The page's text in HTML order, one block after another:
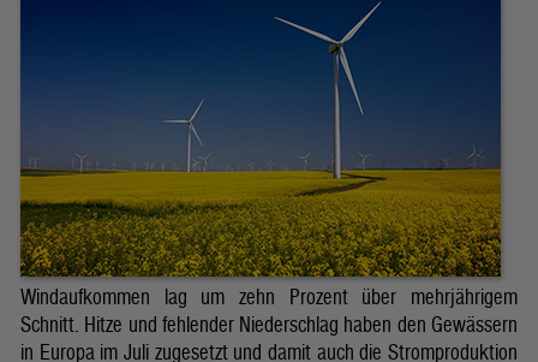
Windaufkommen lag um zehn Prozent über mehrjährigem
Schnitt. Hitze und fehlender Niederschlag haben den Gewässern
in Europa im Juli zugesetzt und damit auch die Stromproduktion